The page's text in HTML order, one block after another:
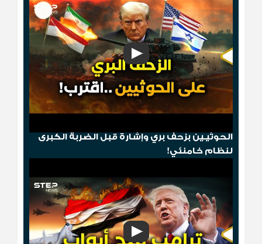
الحوثيـين بزحف بري وإشارة قبل الضربة الكبرى
لنظام خامنئي!